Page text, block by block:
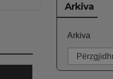
Arkiva
Arkiva